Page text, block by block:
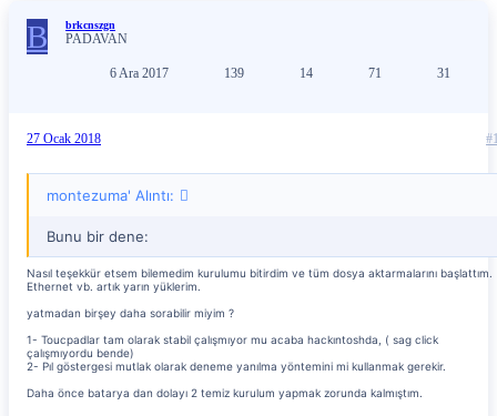
B brkcnszgn
PADAVAN
6 Ara 2017 139 14 71 31
27 Ocak 2018
montezuma' Alıntı:
Bunu bir dene:
Nasıl teşekkür etsem bilemedim kurulumu bitirdim ve tüm dosya aktarmalarını başlattım.
Ethernet vb. artık yarın yüklerim.
yatmadan birşey daha sorabilir miyim ?
1- Toucpadlar tam olarak stabil çalışmıyor mu acaba hackıntoshda, ( sag click
çalışmıyordu bende)
2- Pıl göstergesi mutlak olarak deneme yanılma yöntemini mi kullanmak gerekir.
Daha önce batarya dan dolayı 2 temiz kurulum yapmak zorunda kalmıştım.